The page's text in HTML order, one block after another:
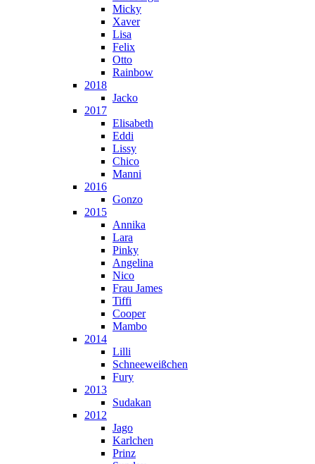
Micky
Xaver
Lisa
Felix
Otto
Rainbow
2018
Jacko
2017
Elisabeth
Eddi
Lissy
Chico
Manni
2016
Gonzo
2015
Annika
Lara
Pinky
Angelina
Nico
Frau James
Tiffi
Cooper
Mambo
2014
Lilli
Schneeweißchen
Fury
2013
Sudakan
2012
Jago
Karlchen
Prinz